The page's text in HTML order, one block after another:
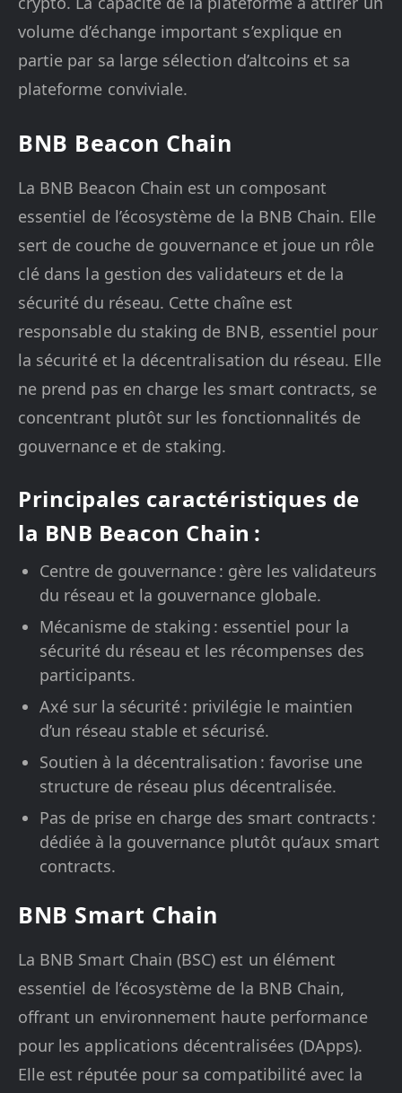
volume d’échange important s’explique en
partie par sa large sélection d’altcoins et sa
plateforme conviviale.
BNB Beacon Chain
La BNB Beacon Chain est un composant
essentiel de l’écosystème de la BNB Chain. Elle
sert de couche de gouvernance et joue un rôle
clé dans la gestion des validateurs et de la
sécurité du réseau. Cette chaîne est
responsable du staking de BNB, essentiel pour
la sécurité et la décentralisation du réseau. Elle
ne prend pas en charge les smart contracts, se
concentrant plutôt sur les fonctionnalités de
gouvernance et de staking.
Principales caractéristiques de
la BNB Beacon Chain :
Centre de gouvernance : gère les validateurs
du réseau et la gouvernance globale.
Mécanisme de staking : essentiel pour la
sécurité du réseau et les récompenses des
participants.
Axé sur la sécurité : privilégie le maintien
d’un réseau stable et sécurisé.
Soutien à la décentralisation : favorise une
structure de réseau plus décentralisée.
Pas de prise en charge des smart contracts :
dédiée à la gouvernance plutôt qu’aux smart
contracts.
BNB Smart Chain
La BNB Smart Chain (BSC) est un élément
essentiel de l’écosystème de la BNB Chain,
offrant un environnement haute performance
pour les applications décentralisées (DApps).
Elle est réputée pour sa compatibilité avec la